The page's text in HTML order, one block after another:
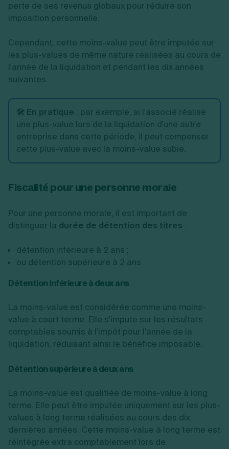
perte de ses revenus globaux pour réduire son
imposition personnelle.
Cependant, cette moins-value peut être imputée sur
les plus-values de même nature réalisées au cours de
l'année de la liquidation et pendant les dix années
suivantes.
🛠️ En pratique : par exemple, si l'associé réalise
une plus-value lors de la liquidation d'une autre
entreprise dans cette période, il peut compenser
cette plus-value avec la moins-value subie.
Fiscalité pour une personne morale
Pour une personne morale, il est important de
distinguer la durée de détention des titres :
détention inférieure à 2 ans ;
ou détention supérieure à 2 ans.
Détention inférieure à deux ans
La moins-value est considérée comme une moins-
value à court terme. Elle s'impute sur les résultats
comptables soumis à l'impôt pour l'année de la
liquidation, réduisant ainsi le bénéfice imposable.
Détention supérieure à deux ans
La moins-value est qualifiée de moins-value à long
terme. Elle peut être imputée uniquement sur les plus-
values à long terme réalisées au cours des dix
dernières années. Cette moins-value à long terme est
réintégrée extra comptablement lors de